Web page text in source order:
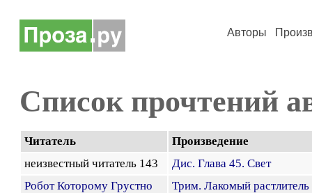
Авторы
Список прочтений
Читатель
Произведение
неизвестный читатель 143
Дис. Глава 45. Свет
Робот Которому Грустно
Трим. Лакомый растлитель